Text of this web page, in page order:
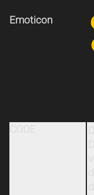
Emoticon